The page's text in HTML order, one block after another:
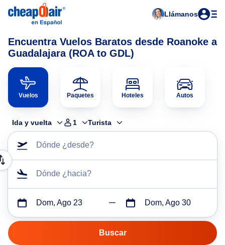
Llámanos
Encuentra Vuelos Baratos desde Roanoke a
Guadalajara (ROA to GDL)
Vuelos Paquetes Hoteles Autos
Ida y vuelta 1 Turista
Dónde ¿desde?
Dónde ¿hacia?
Dom, Ago 23 Dom, Ago 30